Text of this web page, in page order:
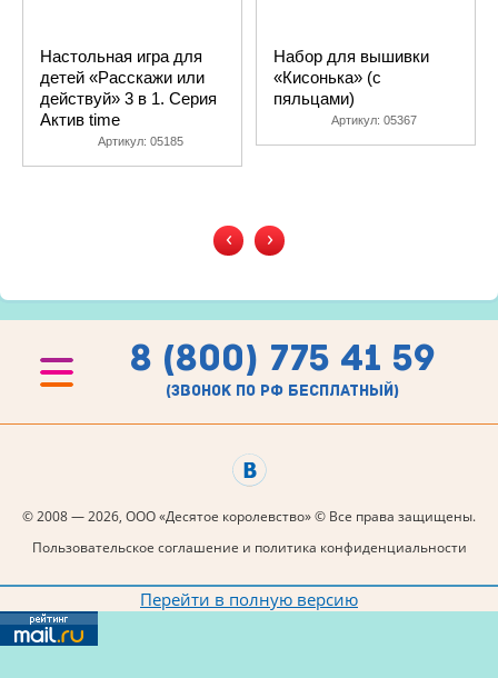
Настольная игра для
детей «Расскажи или
действуй» 3 в 1. Серия
Актив time
Артикул: 05185
Набор для вышивки
«Кисонька» (с
пяльцами)
Артикул: 05367
‹ ›
8 (800) 775 41 59
(звонок по рф бесплатный)
© 2008 — 2026, ООО «Десятое королевство» © Все права защищены.
Пользовательское соглашение и политика конфиденциальности
Перейти в полную версию